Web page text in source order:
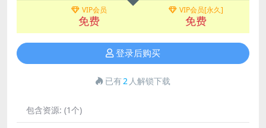
VIP会员
免费
VIP会员[永久]
免费
登录后购买
已有2 人解锁下载
包含资源: (1个)